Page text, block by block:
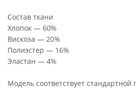
Состав ткани
Хлопок — 60%
Вискоза — 20%
Полиэстер — 16%
Эластан — 4%
Модель соответствует стандартной